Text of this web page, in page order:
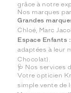
grâce à notre
Nos marques
Grandes
Chloé, Marc
Espace Enfants :
adaptées à leur
Chocolat).
🩺 Nos services
Votre opticien
simple vente de